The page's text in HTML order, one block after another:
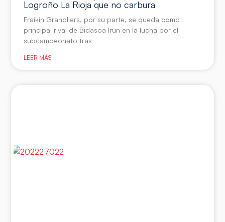
Logroño La Rioja que no carbura
Fraikin Granollers, por su parte, se queda como
principal rival de Bidasoa Irun en la lucha por el
subcampeonato tras
LEER MÁS